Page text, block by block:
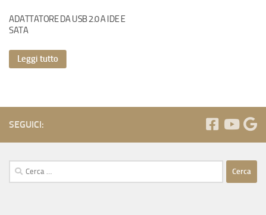
ADATTATORE DA USB 2.0 A IDE E
SATA
Leggi tutto
SEGUICI:
Ricerca
per: